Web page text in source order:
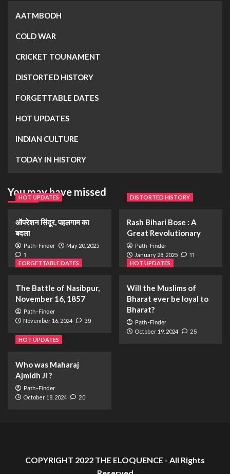
AATMBODH
COLD WAR
CRICKET TOUNAMENT
DISTORTED HISTORY
FORGETTABLE DATES
HOT UPDATES
INDIAN CULTURE
TODAY IN HISTORY
You may have missed
HOT UPDATES
ऑपरेशन सिंदूर, पहलगाम का
बदला
Path-Finder May 20, 2025
1
DISTORTED HISTORY
Rash Bihari Bose : A
Great Revolutionary
Path-Finder
January 28, 2025 11
FORGETTABLE DATES
The Battle of Nasibpur,
November 16, 1857
Path-Finder
November 16, 2024 39
HOT UPDATES
Will the Muslims of
Bharat ever be loyal to
Bharat?
Path-Finder
October 19, 2024 25
HOT UPDATES
Who was Maharaj
Ajmidh Ji ?
Path-Finder
October 18, 2024 20
COPYRIGHT 2022 THE ELOQUENCE - All Rights